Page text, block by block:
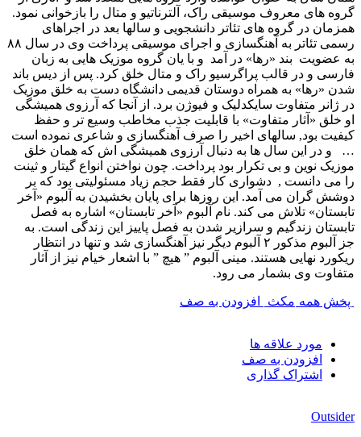
گروه های معروف موسیقی راک، آلترناتیو و متال را بازخوانی نمود.
همزمان در گروه های تئاتر دانشجویی و سالها بعد در اجراهای
رسمی تئاتر به آهنگسازی و اجرای موسیقی پرداخت وی در سال ۸۸
به عضویت بند «رها» در آمد و با یان گروه موزیک هایی به زبان
فارسی و در قالب پراگرسیو راک و متال خلق کرد. پس از دیس باند
شدن «رها» به همراه دوستان قدیمی دانشگاه دست به خلق موزیک
در ژانر متفاوت سایکدلیک‌ و فیوژن برد. از آنجا که آرزوی همیشگی
او خلق «آثار متفاوت» با قابلیت جذب مخاطب وسیع تر و حفظ
کیفیت بود, سالهای اخیر را صرف آهنگسازی و شاعری نموده است
… و در این سال ها به دنبال آرزوی همیشگی اش که همان خلق
موزیک نوین و بی تکرار بود پرداخت. چون نواختن انواع گیتار و ثینت
را می دانست , دشواری کار فقط حجم زیاد مسئولیتی بود که بر
دوشش گران می آمد. این روزها برای پایان بخشیدن به آلبوم «آخر
تابستان» تلاش می کند. نام آلبوم «آخر تابستان» اشاره به فصل
تابستان زندگیم و سرازیر شدن به فصل پاییز این زندگی است. به
جز آلبوم مذکور ۲ آلبوم دیگر نیز آهنگسازی شد و تنها در انتظار
ریکورد نهایی هستند. مینی آلبوم ” هیچ ” با اشعار خیام نیز از آثار
متفاوت وی بشمار می رود.
پخش همه مکث افزودن به صف
مورد علاقه ها
افزودن به صف
اشتراک گذاری
Outsider